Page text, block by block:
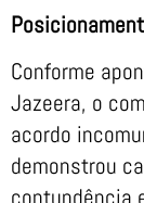
Conforme
Jazeera, o
acordo
demonstrou